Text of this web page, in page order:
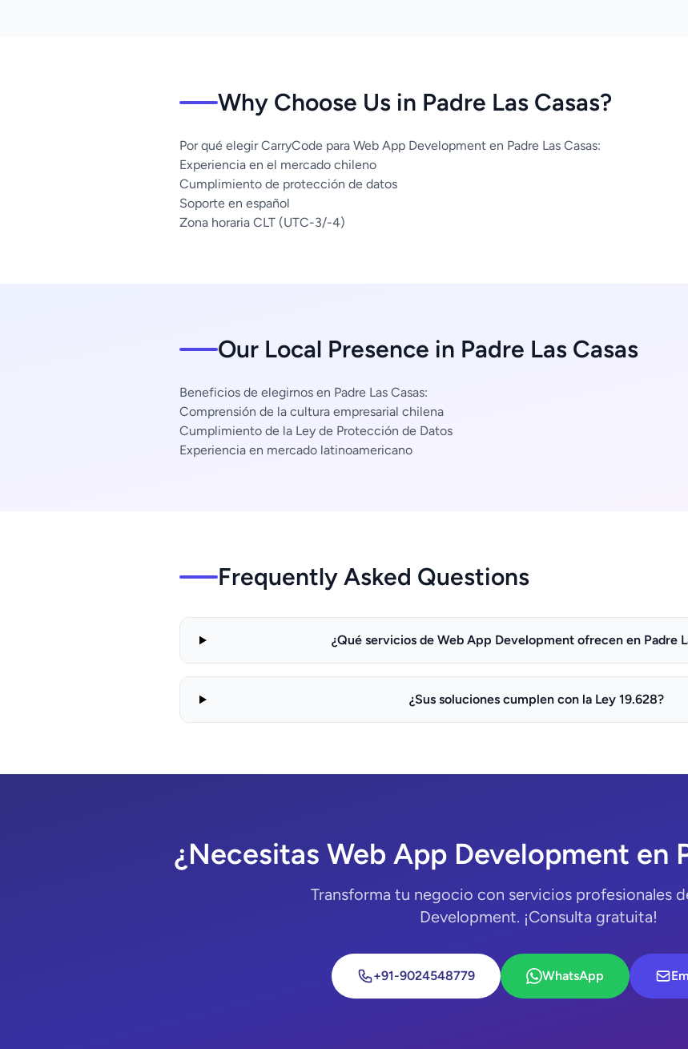
Why Choose Us in Padre Las Casas?
Por qué elegir CarryCode para Web App Development en Padre Las Casas:
Experiencia en el mercado chileno
Cumplimiento de protección de datos
Soporte en español
Zona horaria CLT (UTC-3/-4)
Our Local Presence in Padre Las Casas
Beneficios de elegirnos en Padre Las Casas:
Comprensión de la cultura empresarial chilena
Cumplimiento de la Ley de Protección de Datos
Experiencia en mercado latinoamericano
Frequently Asked Questions
¿Qué servicios de Web App Development ofrecen en Padre
¿Sus soluciones cumplen con la Ley 19.628?
¿Necesitas Web App Development en
Transforma tu negocio con servicios profesionales
Development. ¡Consulta gratuita!
+91-9024548779 WhatsApp